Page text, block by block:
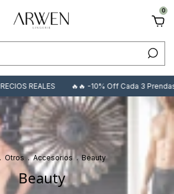
0
REALES 🔥🔥 -10% Off Cada 3 Prendas
. Otros . Accesorios . Beauty
Beauty